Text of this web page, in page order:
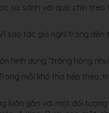
so sánh với quả chín
sao tác giả nghĩ trăng đến
hình dung “trăng hồng
mỗi khổ thơ tiếp theo,
luôn gắn với một đối